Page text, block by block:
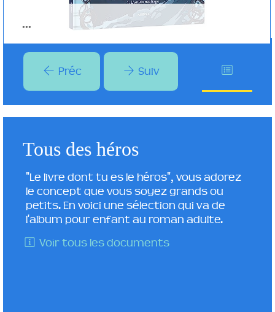
...
Préc Suiv
Tous des héros
"Le livre dont tu es le héros", vous adorez
le concept que vous soyez grands ou
petits. En voici une sélection qui va de
l'album pour enfant au roman adulte.
Voir tous les documents